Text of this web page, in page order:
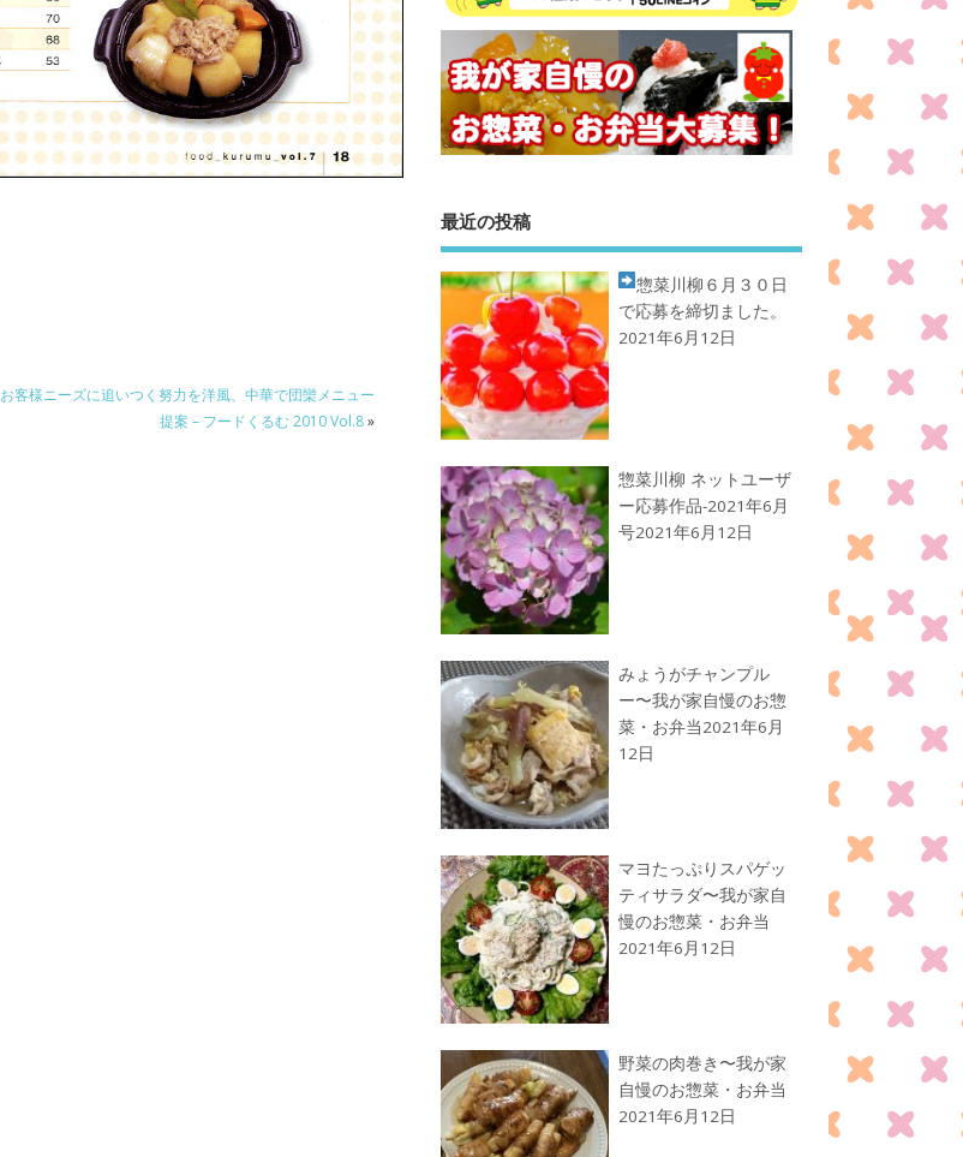
お客様ニーズに追いつく努力を洋風、中華で団欒メニュー
提案 – フードくるむ 2010 Vol.8»
最近の投稿
惣菜川柳 ６月３０日
で応募を締切ました。
2021年6月12日
惣菜川柳 ネットユーザ
ー応募作品-2021年6月
号2021年6月12日
みょうがチャンプル
ー〜我が家自慢のお惣
菜・お弁当2021年6月
12日
マヨたっぷりスパゲッ
ティサラダ〜我が家自
慢のお惣菜・お弁当
2021年6月12日
野菜の肉巻き〜我が家
自慢のお惣菜・お弁当
2021年6月12日